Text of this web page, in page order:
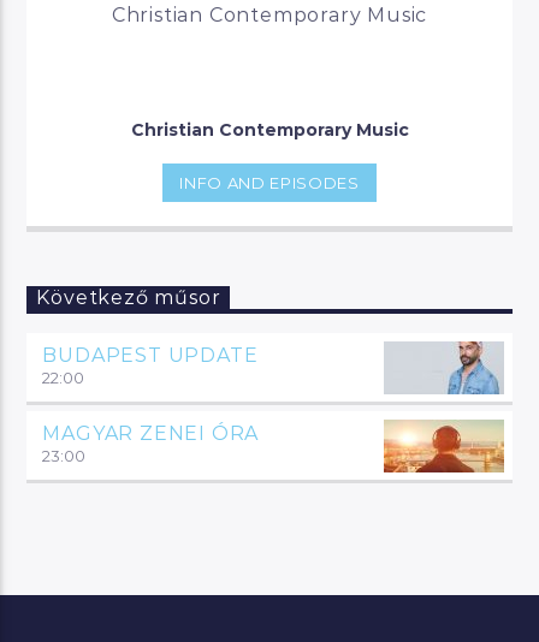
Christian Contemporary Music
Christian Contemporary Music
INFO AND EPISODES
Következő műsor
BUDAPEST UPDATE
22:00
MAGYAR ZENEI ÓRA
23:00